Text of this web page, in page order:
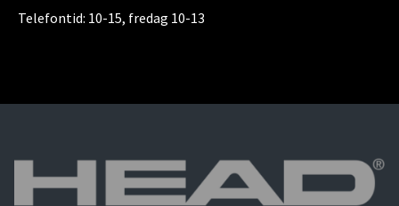
Telefontid: 10-15, fredag 10-13